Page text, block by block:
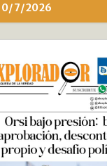
7/2026